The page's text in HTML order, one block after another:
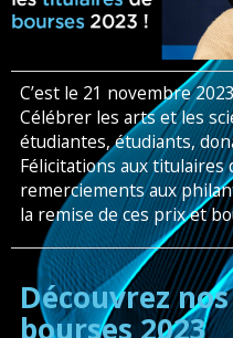
C’est le 21 novembre
Célébrer les arts et les
étudiantes, étudiants,
Félicitations aux titulaires
remerciements aux
la remise de ces prix et
Découvrez
bourses 2023